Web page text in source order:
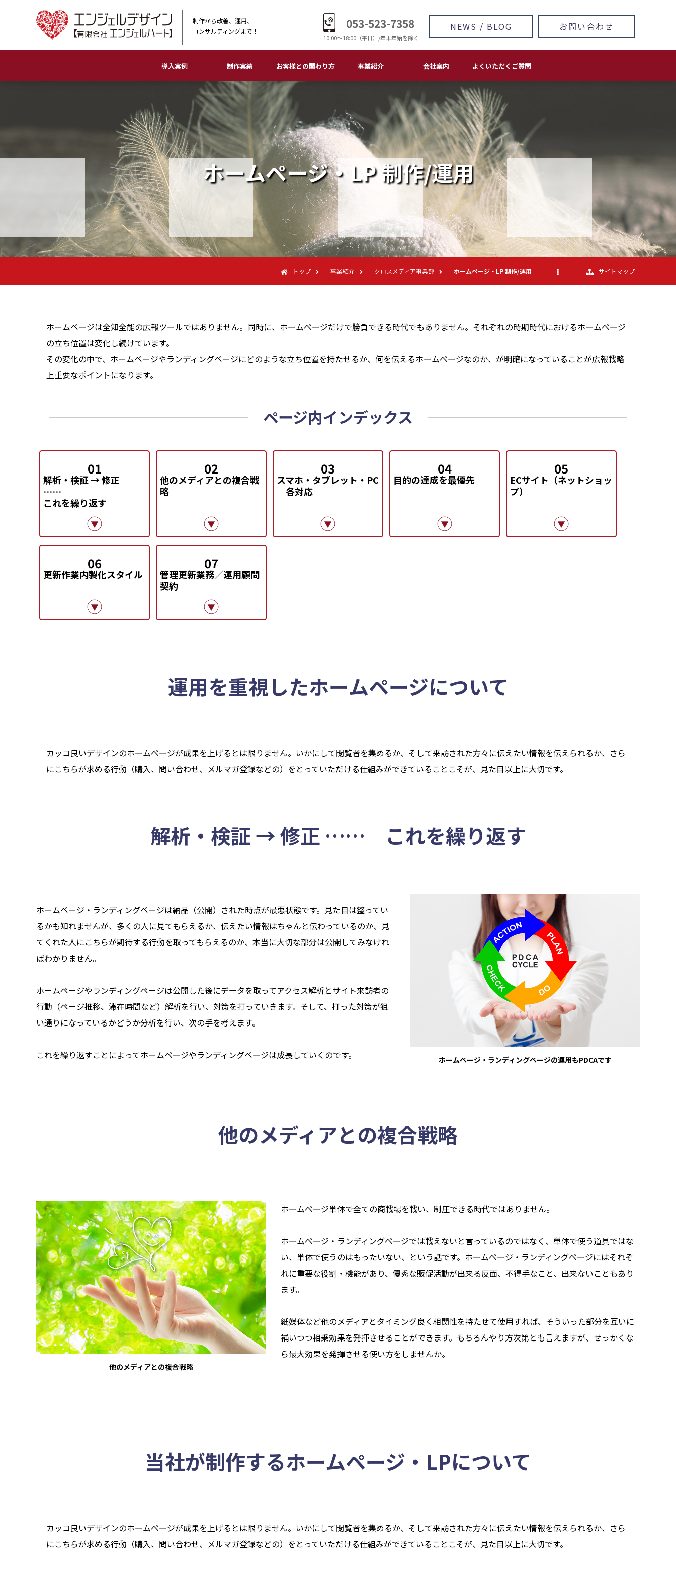
制作から改善、運用、
コンサルティングまで！
お問い合わせ
NEWS / BLOG
053-523-7358
10:00〜18:00（平日）/年末年始を除く
導入実例
農業
物販店
制作実績
ホームページ・LP
印刷物
ロゴデザイン
看板・サイン
イラスト・マンガ
動画制作・編集
お客様との関わり方
おつきあいの流れ ホームページ・LP
印刷物
ロゴデザイン
看板・サイン
イラスト・マンガ
大切にしていること
事業紹介
メディアデザイン ホームページ・LP 制作/運用
印刷物
ロゴ＆キャラクターデザイン
看板･サイン
イラスト・マンガ
販促コンサルティング 個別コンサルティングについて
会社案内
ご挨拶
会社概要
経営理念
会社沿革
環境理念
品質理念
個人情報保護方針
アクセス
よくいただくご質問
ホームページ・LP 制作/運用
トップ 事業紹介 クロスメディア事業部 ホームページ・LP 制作/運用 サイトマップ
ホームページは全知全能の広報ツールではありません。同時に、ホームページだけで勝負できる時代でもありません。それぞれの時期時代におけるホームページ
の立ち位置は変化し続けています。
その変化の中で、ホームページやランディングページにどのような立ち位置を持たせるか、何を伝えるホームページなのか、が明確になっていることが広報戦略
上重要なポイントになります。
ページ内インデックス
01
解析・検証 → 修正
……
これを繰り返す
02
他のメディアとの複合戦
略
03
スマホ・タブレット・PC
各対応
04
目的の達成を最優先
05
ECサイト（ネットショッ
プ）
06
更新作業内製化スタイル
07
管理更新業務／運用顧問
契約
運用を重視したホームページについて
カッコ良いデザインのホームページが成果を上げるとは限りません。いかにして閲覧者を集めるか、そして来訪された方々に伝えたい情報を伝えられるか、さら
にこちらが求める行動（購入、問い合わせ、メルマガ登録などの）をとっていただける仕組みができていることこそが、見た目以上に大切です。
解析・検証 → 修正 …… これを繰り返す
ホームページ・ランディングページの運用もPDCAです
ホームページ・ランディングページは納品（公開）された時点が最悪状態です。見た目は整ってい
るかも知れませんが、多くの人に見てもらえるか、伝えたい情報はちゃんと伝わっているのか、見
てくれた人にこちらが期待する行動を取ってもらえるのか、本当に大切な部分は公開してみなけれ
ばわかりません。
ホームページやランディングページは公開した後にデータを取ってアクセス解析とサイト来訪者の
行動（ページ推移、滞在時間など）解析を行い、対策を打っていきます。そして、打った対策が狙
い通りになっているかどうか分析を行い、次の手を考えます。
これを繰り返すことによってホームページやランディングページは成長していくのです。
他のメディアとの複合戦略
他のメディアとの複合戦略
ホームページ単体で全ての商戦場を戦い、制圧できる時代ではありません。
ホームページ・ランディングページでは戦えないと言っているのではなく、単体で使う道具ではな
い、単体で使うのはもったいない、という話です。ホームページ・ランディングページにはそれぞ
れに重要な役割・機能があり、優秀な販促活動が出来る反面、不得手なこと、出来ないこともあり
ます。
紙媒体など他のメディアとタイミング良く相関性を持たせて使用すれば、そういった部分を互いに
補いつつ相乗効果を発揮させることができます。もちろんやり方次第とも言えますが、せっかくな
ら最大効果を発揮させる使い方をしませんか。
当社が制作するホームページ・LPについて
カッコ良いデザインのホームページが成果を上げるとは限りません。いかにして閲覧者を集めるか、そして来訪された方々に伝えたい情報を伝えられるか、さら
にこちらが求める行動（購入、問い合わせ、メルマガ登録などの）をとっていただける仕組みができていることこそが、見た目以上に大切です。